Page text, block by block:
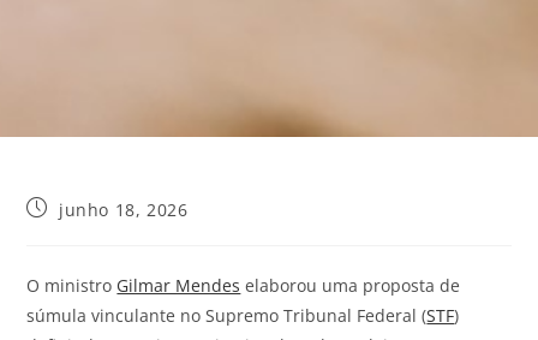
junho 18, 2026
O ministro Gilmar Mendes elaborou uma proposta de
súmula vinculante no Supremo Tribunal Federal (STF)